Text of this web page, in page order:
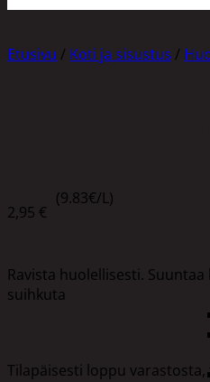
Etusivu / Koti ja sisustus /
GLADE
2,95 €
(9.83€/L)
Ravista huolellisesti.
suihkuta
Tilapäisesti loppu